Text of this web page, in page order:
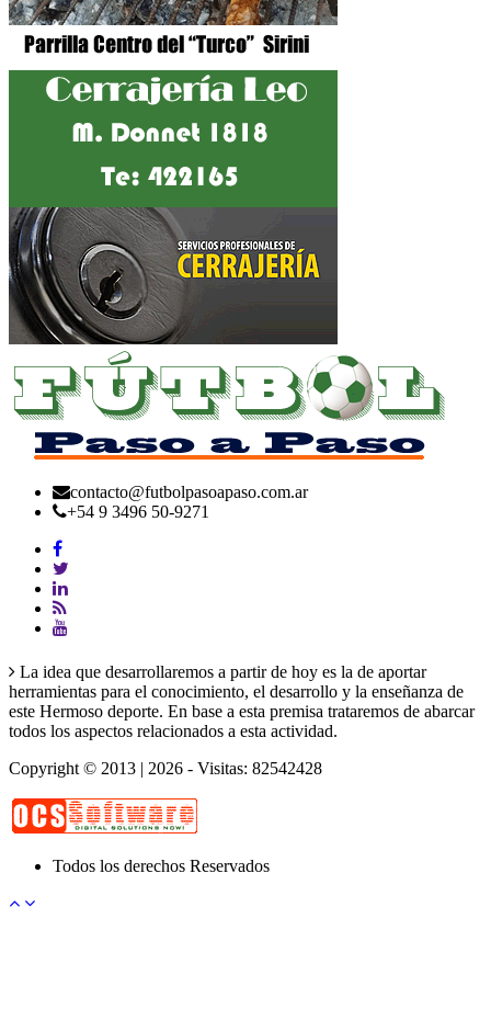
contacto@futbolpasoapaso.com.ar
+54 9 3496 50-9271
La idea que desarrollaremos a partir de hoy es la de aportar
herramientas para el conocimiento, el desarrollo y la enseñanza de
este Hermoso deporte. En base a esta premisa trataremos de abarcar
todos los aspectos relacionados a esta actividad.
Copyright © 2013 | 2026 - Visitas: 82542428
Todos los derechos Reservados